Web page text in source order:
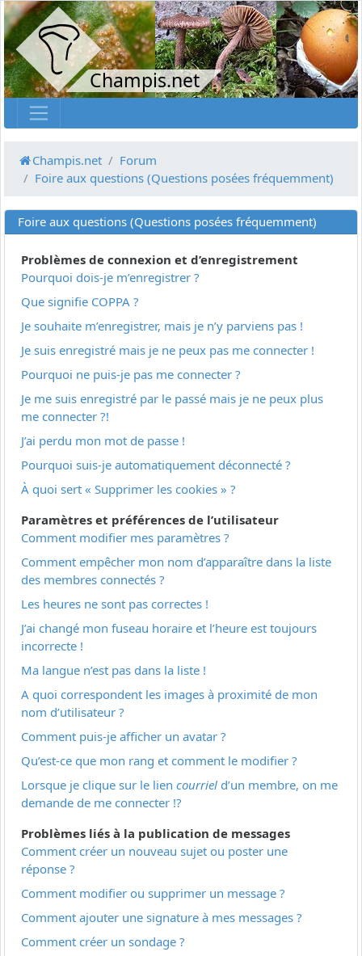
Champis.net
Champis.net
Forum
Foire aux questions (Questions posées fréquemment)
Foire aux questions (Questions posées fréquemment)
Problèmes de connexion et d’enregistrement
Pourquoi dois-je m’enregistrer ?
Que signifie COPPA ?
Je souhaite m’enregistrer, mais je n’y parviens pas !
Je suis enregistré mais je ne peux pas me connecter !
Pourquoi ne puis-je pas me connecter ?
Je me suis enregistré par le passé mais je ne peux plus
me connecter ?!
J’ai perdu mon mot de passe !
Pourquoi suis-je automatiquement déconnecté ?
À quoi sert « Supprimer les cookies » ?
Paramètres et préférences de l’utilisateur
Comment modifier mes paramètres ?
Comment empêcher mon nom d’apparaître dans la liste
des membres connectés ?
Les heures ne sont pas correctes !
J’ai changé mon fuseau horaire et l’heure est toujours
incorrecte !
Ma langue n’est pas dans la liste !
A quoi correspondent les images à proximité de mon
nom d’utilisateur ?
Comment puis-je afficher un avatar ?
Qu’est-ce que mon rang et comment le modifier ?
Lorsque je clique sur le lien courriel d’un membre, on me
demande de me connecter !?
Problèmes liés à la publication de messages
Comment créer un nouveau sujet ou poster une
réponse ?
Comment modifier ou supprimer un message ?
Comment ajouter une signature à mes messages ?
Comment créer un sondage ?